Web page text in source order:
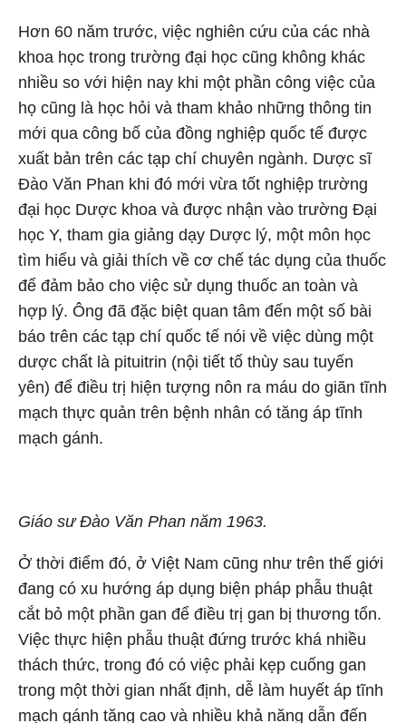
Hơn 60 năm trước, việc nghiên cứu của các nhà
khoa học trong trường đại học cũng không khác
nhiều so với hiện nay khi một phần công việc của
họ cũng là học hỏi và tham khảo những thông tin
mới qua công bố của đồng nghiệp quốc tế được
xuất bản trên các tạp chí chuyên ngành. Dược sĩ
Đào Văn Phan khi đó mới vừa tốt nghiệp trường
đại học Dược khoa và được nhận vào trường Đại
học Y, tham gia giảng dạy Dược lý, một môn học
tìm hiểu và giải thích về cơ chế tác dụng của thuốc
để đảm bảo cho việc sử dụng thuốc an toàn và
hợp lý. Ông đã đặc biệt quan tâm đến một số bài
báo trên các tạp chí quốc tế nói về việc dùng một
dược chất là pituitrin (nội tiết tố thùy sau tuyến
yên) để điều trị hiện tượng nôn ra máu do giãn tĩnh
mạch thực quản trên bệnh nhân có tăng áp tĩnh
mạch gánh.
Giáo sư Đào Văn Phan năm 1963.
Ở thời điểm đó, ở Việt Nam cũng như trên thế giới
đang có xu hướng áp dụng biện pháp phẫu thuật
cắt bỏ một phần gan để điều trị gan bị thương tổn.
Việc thực hiện phẫu thuật đứng trước khá nhiều
thách thức, trong đó có việc phải kẹp cuống gan
trong một thời gian nhất định, dễ làm huyết áp tĩnh
mạch gánh tăng cao và nhiều khả năng dẫn đến